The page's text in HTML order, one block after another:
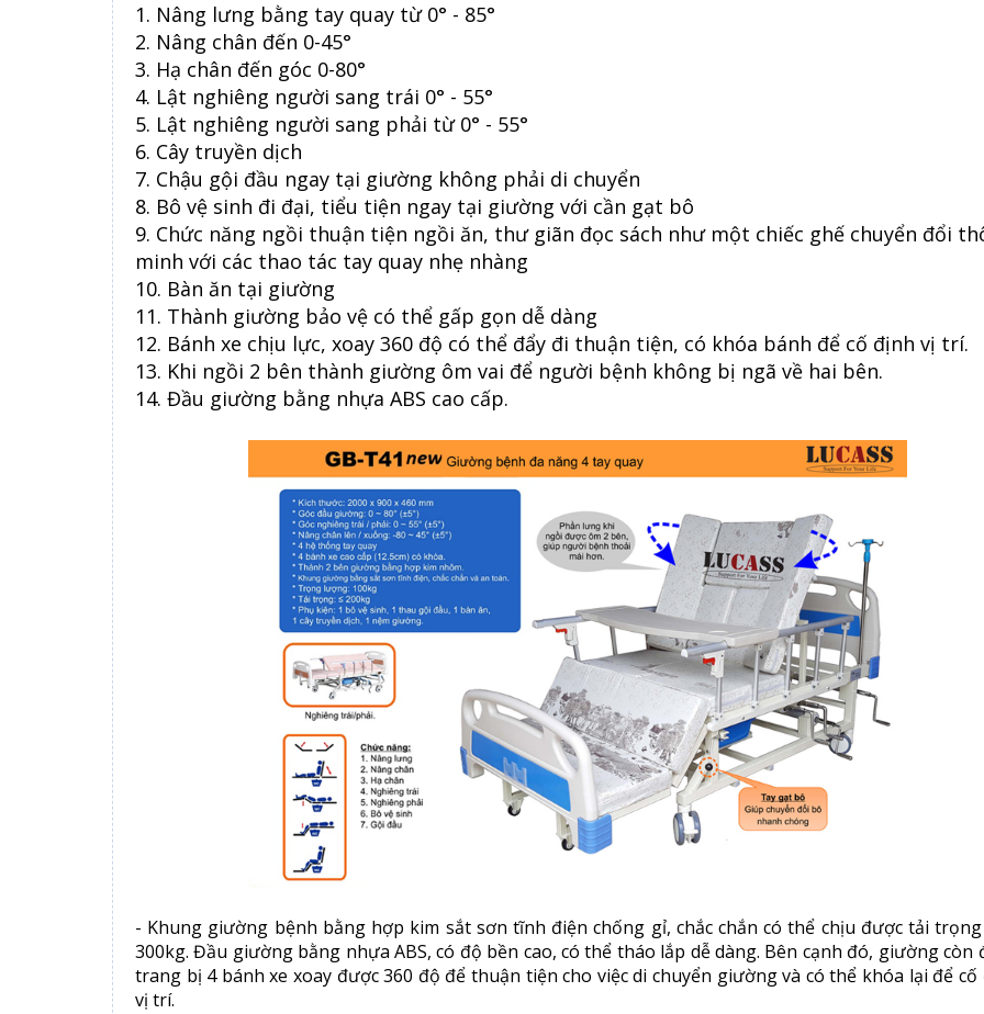
1. Nâng lưng bằng tay quay từ 0° - 85°
2. Nâng chân đến 0-45°
3. Hạ chân đến góc 0-80°
4. Lật nghiêng người sang trái 0° - 55°
5. Lật nghiêng người sang phải từ 0° - 55°
6. Cây truyền dịch
7. Chậu gội đầu ngay tại giường không phải di chuyển
8. Bô vệ sinh đi đại, tiểu tiện ngay tại giường với cần gạt bô
9. Chức năng ngồi thuận tiện ngồi ăn, thư giãn đọc sách như một chiếc ghế chuyển đổi
minh với các thao tác tay quay nhẹ nhàng
10. Bàn ăn tại giường
11. Thành giường bảo vệ có thể gấp gọn dễ dàng
12. Bánh xe chịu lực, xoay 360 độ có thể đẩy đi thuận tiện, có khóa bánh để cố định vị trí.
13. Khi ngồi 2 bên thành giường ôm vai để người bệnh không bị ngã về hai bên.
14. Đầu giường bằng nhựa ABS cao cấp.
- Khung giường bệnh bằng hợp kim sắt sơn tĩnh điện chống gỉ, chắc chắn có thể chịu được tải
300kg. Đầu giường bằng nhựa ABS, có độ bền cao, có thể tháo lắp dễ dàng. Bên cạnh đó, giường còn
trang bị 4 bánh xe xoay được 360 độ để thuận tiện cho việc di chuyển giường và có thể khóa lại để cố
vị trí.